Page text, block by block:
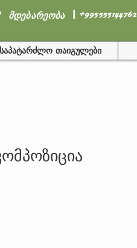
მდებარეობა I +995555144762
საპატარძლო თაიგულები